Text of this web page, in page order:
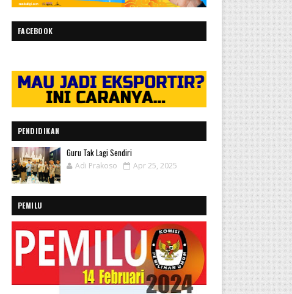
FACEBOOK
PENDIDIKAN
Guru Tak Lagi Sendiri
Adi Prakoso Apr 25, 2025
PEMILU